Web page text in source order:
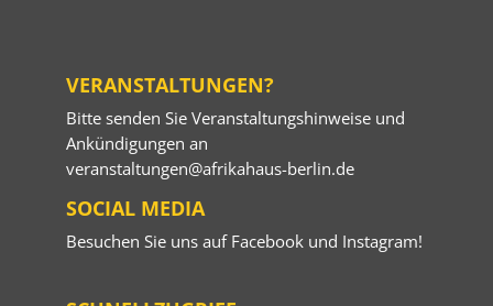
VERANSTALTUNGEN?
Bitte senden Sie Veranstaltungshinweise und
Ankündigungen an
veranstaltungen@afrikahaus-berlin.de
SOCIAL MEDIA
Besuchen Sie uns auf Facebookund Instagram!